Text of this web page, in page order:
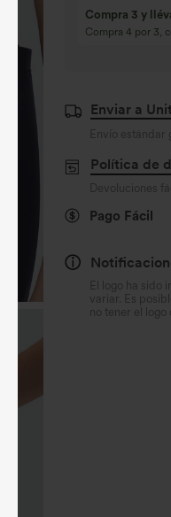
Compra 3 y
Compra 4 por 3,
Enviar a
Envío estándar
Política de
Devoluciones
Pago Fácil
El logo ha sido
variar. Es
no tener el logo